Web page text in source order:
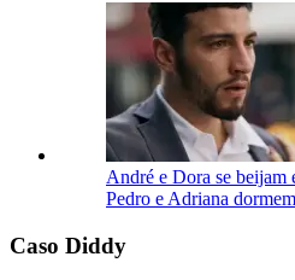
André e Dora se beijam
Pedro e Adriana
Caso Diddy